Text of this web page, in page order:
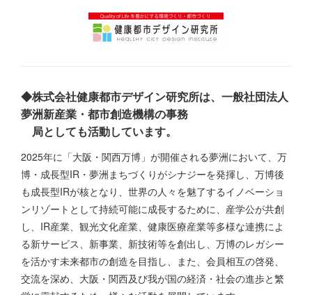
◆株式会社健康都市デザイン研究所は、一般社団法人
夢洲新産業・都市創造機構の事務
局としても活動しています。
2025年に「大阪・関西万博」が開催される夢洲において、万
博・成長型IR・夢洲まちづくりがシナジーを発揮し、万博後
も成長型IRが核となり、世界の人々を魅了するイノベーショ
ンリゾートとして持続可能に成長するために、産学公が共創
し、IR産業、観光文化産業、健康医療産業等多様な連携によ
る新サービス、新事業、新技術等を創出し、万博のレガシー
を活かす未来都市の創造を目指し、また、会員相互の啓発、
交流を深め、大阪・関西及び我が国の経済・社会の進歩と繁